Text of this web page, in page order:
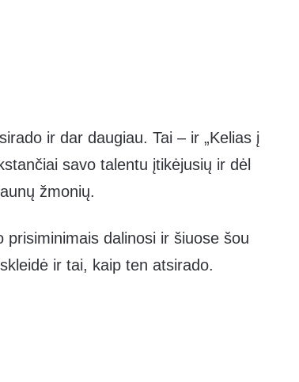
ir dar daugiau. Tai – ir „Kelias į
savo talentu įtikėjusių ir dėl
žmonių.
dalinosi ir šiuose šou
ir tai, kaip ten atsirado.